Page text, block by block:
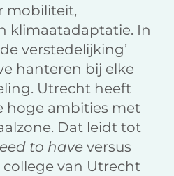
mobiliteit,
klimaatadaptatie. In
verstedelijking’
hanteren bij elke
Utrecht heeft
hoge ambities met
Dat leidt tot
to have versus
college van Utrecht